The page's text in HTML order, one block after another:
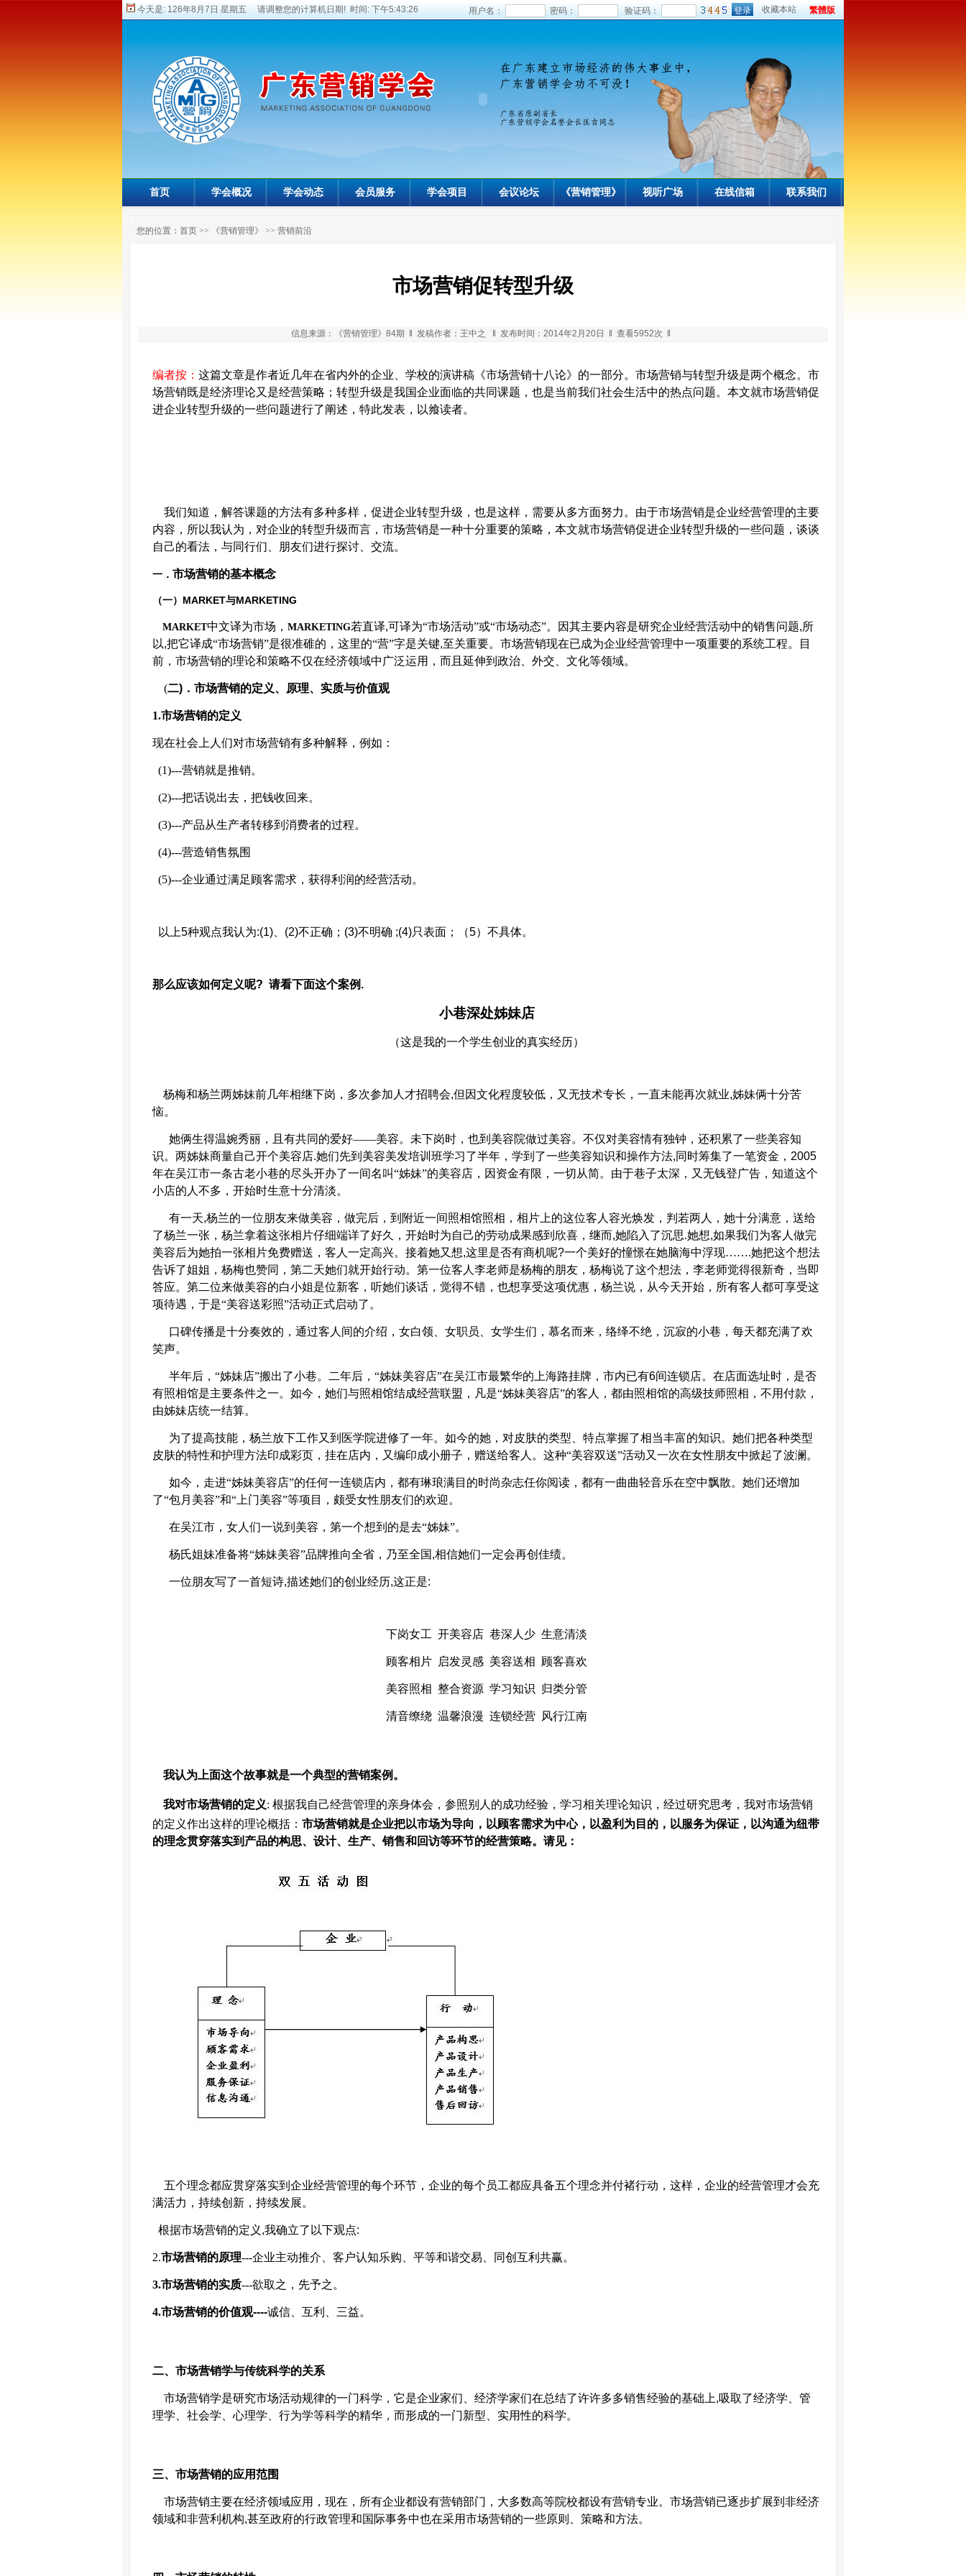
今天是: 126年8月7日 星期五 请调整您的计算机日期! 时间: 下午5:43:27 用户名： 密码： 验证码： 收藏本站 繁體版
首页 学会概况 学会动态 会员服务 学会项目 会议论坛 《营销管理》 视听广场 在线信箱 联系我们
您的位置： 首页 >> 《营销管理》 >> 营销前沿
市场营销促转型升级
信息来源：《营销管理》84期 ‖ 发稿作者：王中之 ‖ 发布时间：2014年2月20日 ‖ 查看5952次 ‖
编者按： 这篇文章是作者近几年在省内外的企业、学校的演讲稿《市场营销十八论》的一部分。市场营销与转型升级是两个概念。市
场营销既是经济理论又是经营策略；转型升级是我国企业面临的共同课题，也是当前我们社会生活中的热点问题。本文就市场营销促
进企业转型升级的一些问题进行了阐述，特此发表，以飨读者。
我们知道，解答课题的方法有多种多样，促进企业转型升级，也是这样，需要从多方面努力。由于市场营销是企业经营管理的主要
内容，所以我认为，对企业的转型升级而言，市场营销是一种十分重要的策略，本文就市场营销促进企业转型升级的一些问题，谈谈
自己的看法，与同行们、朋友们进行探讨、交流。
一． 市场营销的基本概念
（一） MARKET与MARKETING
MARKET中文译为市场， MARKETING若直译,可译为“市场活动”或“市场动态”。因其主要内容是研究企业经营活动中的销售问题,所
以,把它译成“市场营销”是很准碓的，这里的“营”字是关键,至关重要。市场营销现在已成为企业经营管理中一项重要的系统工程。目
前，市场营销的理论和策略不仅在经济领域中广泛运用，而且延伸到政治、外交、文化等领域。
(二)．市场营销的定义、原理、实质与价值观
1.市场营销的定义
现在社会上人们对市场营销有多种解释，例如：
(1)---营销就是推销。
(2)---把话说出去，把钱收回来。
(3)---产品从生产者转移到消费者的过程。
(4)---营造销售氛围
(5)---企业通过满足顾客需求，获得利润的经营活动。
以上5种观点我认为:(1)、 (2)不正确； (3)不明确 ;(4)只表面；（5）不具体。
那么应该如何定义呢? 请看下面这个案例 .
小巷深处姊妹店
（这是我的一个学生创业的真实经历）
杨梅和杨兰两姊妹前几年相继下岗，多次参加人才招聘会,但因文化程度较低，又无技术专长，一直未能再次就业,姊妹俩十分苦
恼。
她俩生得温婉秀丽，且有共同的爱好——美容。未下岗时，也到美容院做过美容。不仅对美容情有独钟，还积累了一些美容知
识。两姊妹商量自己开个美容店.她们先到美容美发培训班学习了半年，学到了一些美容知识和操作方法,同时筹集了一笔资金， 2005
年在吴江市一条古老小巷的尽头开办了一间名叫“姊妹”的美容店，因资金有限，一切从简。由于巷子太深，又无钱登广告，知道这个
小店的人不多，开始时生意十分清淡。
有一天,杨兰的一位朋友来做美容，做完后，到附近一间照相馆照相，相片上的这位客人容光焕发，判若两人，她十分满意，送给
了杨兰一张，杨兰拿着这张相片仔细端详了好久，开始时为自己的劳动成果感到欣喜，继而,她陷入了沉思.她想,如果我们为客人做完
美容后为她拍一张相片免费赠送，客人一定高兴。接着她又想,这里是否有商机呢?一个美好的憧憬在她脑海中浮现…….她把这个想法
告诉了姐姐，杨梅也赞同，第二天她们就开始行动。第一位客人李老师是杨梅的朋友，杨梅说了这个想法，李老师觉得很新奇，当即
答应。第二位来做美容的白小姐是位新客，听她们谈话，觉得不错，也想享受这项优惠，杨兰说，从今天开始，所有客人都可享受这
项待遇，于是“美容送彩照”活动正式启动了。
口碑传播是十分奏效的，通过客人间的介绍，女白领、女职员、女学生们，慕名而来，络绎不绝，沉寂的小巷，每天都充满了欢
笑声。
半年后，“姊妹店”搬出了小巷。二年后，“姊妹美容店”在吴江市最繁华的上海路挂牌，市内已有6间连锁店。在店面选址时，是否
有照相馆是主要条件之一。如今，她们与照相馆结成经营联盟，凡是“姊妹美容店”的客人，都由照相馆的高级技师照相，不用付款，
由姊妹店统一结算。
为了提高技能，杨兰放下工作又到医学院进修了一年。如今的她，对皮肤的类型、特点掌握了相当丰富的知识。她们把各种类型
皮肤的特性和护理方法印成彩页，挂在店内，又编印成小册子，赠送给客人。这种“美容双送”活动又一次在女性朋友中掀起了波澜。
如今，走进“姊妹美容店”的任何一连锁店内，都有琳琅满目的时尚杂志任你阅读，都有一曲曲轻音乐在空中飘散。她们还增加
了“包月美容”和“上门美容”等项目，颇受女性朋友们的欢迎。
在吴江市，女人们一说到美容，第一个想到的是去“姊妹”。
杨氏姐妹准备将“姊妹美容”品牌推向全省，乃至全国,相信她们一定会再创佳绩。
一位朋友写了一首短诗,描述她们的创业经历,这正是:
下岗女工 开美容店 巷深人少 生意清淡
顾客相片 启发灵感 美容送相 顾客喜欢
美容照相 整合资源 学习知识 归类分管
清音缭绕 温馨浪漫 连锁经营 风行江南
我认为上面这个故事就是一个典型的营销案例。
我对市场营销的定义: 根据我自己经营管理的亲身体会，参照别人的成功经验，学习相关理论知识，经过研究思考，我对市场营销
的定义作出这样的理论概括： 市场营销就是企业把以市场为导向，以顾客需求为中心，以盈利为目的，以服务为保证，以沟通为纽带
的理念贯穿落实到产品的构思、设计、生产、销售和回访等环节的经营策略。请见：
五个理念都应贯穿落实到企业经营管理的每个环节，企业的每个员工都应具备五个理念并付褚行动，这样，企业的经营管理才会充
满活力，持续创新，持续发展。
根据市场营销的定义 ,我确立了以下观点:
2.市场营销的原理---企业主动推介、客户认知乐购、平等和谐交易、同创互利共赢。
3.市场营销的实质---欲取之，先予之。
4.市场营销的价值观----诚信、互利、三益。
二、市场营销学与传统科学的关系
市场营销学是研究市场活动规律的一门科学，它是企业家们、经济学家们在总结了许许多多销售经验的基础上,吸取了经济学、管
理学、社会学、心理学、行为学等科学的精华，而形成的一门新型、实用性的科学。
三、市场营销的应用范围
市场营销主要在经济领域应用，现在，所有企业都设有营销部门，大多数高等院校都设有营销专业。市场营销已逐步扩展到非经济
领域和非营利机构,甚至政府的行政管理和国际事务中也在采用市场营销的一些原则、策略和方法。